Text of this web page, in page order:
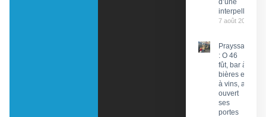
interpellation
7 août 2026
Prayssac
: O 46
fût, bar à
bières et
à vins, a
ouvert
ses
portes